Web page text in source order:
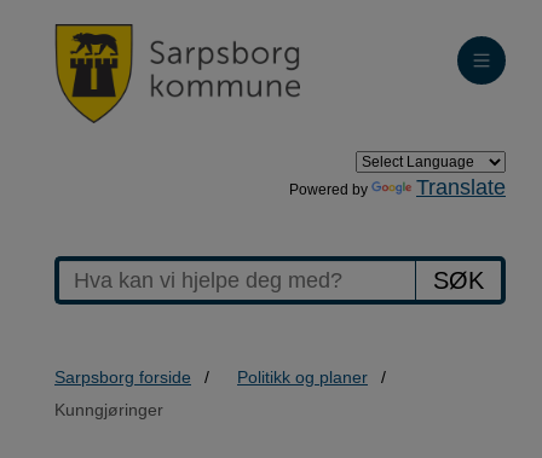
Powered by Translate
SØK
Sarpsborg forside
Politikk og planer
Kunngjøringer